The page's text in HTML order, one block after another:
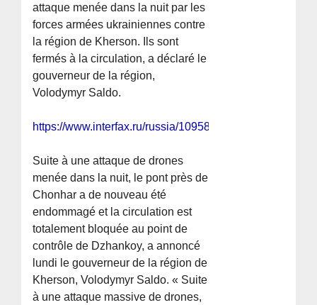
attaque menée dans la nuit par les
forces armées ukrainiennes contre
la région de Kherson. Ils sont
fermés à la circulation, a déclaré le
gouverneur de la région,
Volodymyr Saldo.
https://www.interfax.ru/russia/1095884
Suite à une attaque de drones
menée dans la nuit, le pont près de
Chonhar a de nouveau été
endommagé et la circulation est
totalement bloquée au point de
contrôle de Dzhankoy, a annoncé
lundi le gouverneur de la région de
Kherson, Volodymyr Saldo. « Suite
à une attaque massive de drones,